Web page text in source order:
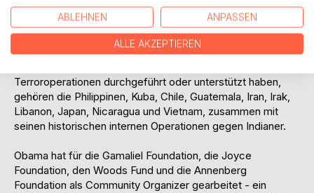
Theoretiker, Regierungsbeamte und andere. Diese
Anschuldigungen beinhalten auch Argumente, dass die
USA Personen oder Gruppen finanziert, ausgebildet und
beherbergt haben, die sich an Terrorismus beteiligt haben.
Terroroperationen durchgeführt oder unterstützt haben,
gehören die Philippinen, Kuba, Chile, Guatemala, Iran, Irak,
Libanon, Japan, Nicaragua und Vietnam, zusammen mit
seinen historischen internen Operationen gegen Indianer.
Obama hat für die Gamaliel Foundation, die Joyce
Foundation, den Woods Fund und die Annenberg
Foundation als Community Organizer gearbeitet - ein
ABLEHNEN ANPASSEN
ALLE AKZEPTIEREN